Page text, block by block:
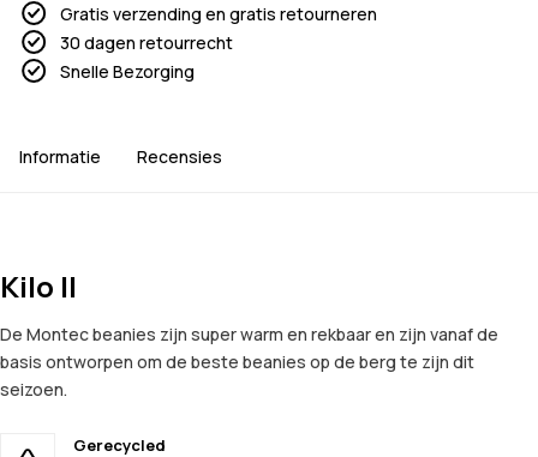
Gratis verzending en gratis retourneren
30 dagen retourrecht
Snelle Bezorging
Informatie Recensies
Kilo II
De Montec beanies zijn super warm en rekbaar en zijn vanaf de
basis ontworpen om de beste beanies op de berg te zijn dit
seizoen.
Gerecycled